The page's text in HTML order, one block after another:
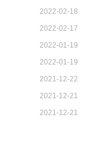
2022-02-18
2022-02-17
2022-01-19
2022-01-19
2021-12-22
2021-12-21
2021-12-21